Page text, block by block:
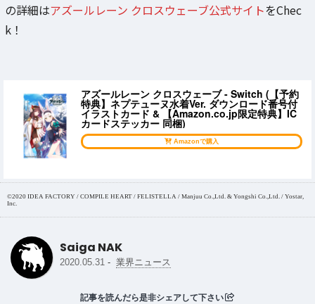
の詳細はアズールレーン クロスウェーブ公式サイトをChec
k！
アズールレーン クロスウェーブ - Switch (【予約
特典】ネプテューヌ水着Ver. ダウンロード番号付
イラストカード & 【Amazon.co.jp限定特典】IC
カードステッカー 同梱)
Amazonで購入
©2020 IDEA FACTORY / COMPILE HEART / FELISTELLA / Manjuu Co.,Ltd. & Yongshi Co.,Ltd. / Yostar,
Inc.
Saiga NAK
2020.05.31 - 業界ニュース
記事を読んだら是非シェアして下さい